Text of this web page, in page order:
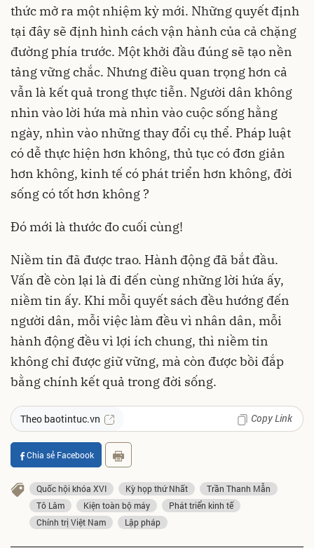
thức mở ra một nhiệm kỳ mới. Những quyết định
tại đây sẽ định hình cách vận hành của cả chặng
đường phía trước. Một khởi đầu đúng sẽ tạo nền
tảng vững chắc. Nhưng điều quan trọng hơn cả
vẫn là kết quả trong thực tiễn. Người dân không
nhìn vào lời hứa mà nhìn vào cuộc sống hằng
ngày, nhìn vào những thay đổi cụ thể. Pháp luật
có dễ thực hiện hơn không, thủ tục có đơn giản
hơn không, kinh tế có phát triển hơn không, đời
sống có tốt hơn không ?
Đó mới là thước đo cuối cùng!
Niềm tin đã được trao. Hành động đã bắt đầu.
Vấn đề còn lại là đi đến cùng những lời hứa ấy,
niềm tin ấy. Khi mỗi quyết sách đều hướng đến
người dân, mỗi việc làm đều vì nhân dân, mỗi
hành động đều vì lợi ích chung, thì niềm tin
không chỉ được giữ vững, mà còn được bồi đắp
bằng chính kết quả trong đời sống.
Theo baotintuc.vn Copy Link
Chia sẻ Facebook
Quốc hội khóa XVI Kỳ họp thứ Nhất
Trần Thanh Mẫn
Tô Lâm
Kiện toàn bộ máy
Phát triển kinh tế
Chính trị Việt Nam
Lập pháp